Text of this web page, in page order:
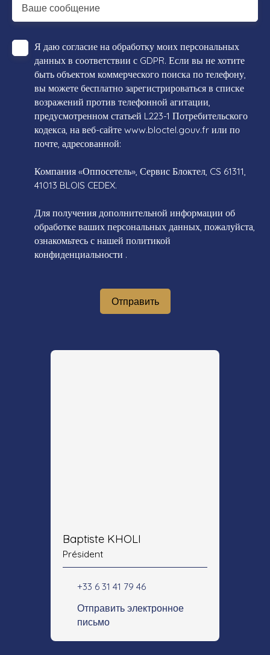
Ваше сообщение
Я даю согласие на обработку моих персональных
данных в соответствии с GDPR. Если вы не хотите
быть объектом коммерческого поиска по телефону,
вы можете бесплатно зарегистрироваться в списке
возражений против телефонной агитации,
предусмотренном статьей L223-1 Потребительского
кодекса, на веб-сайте www.bloctel.gouv.fr или по
почте, адресованной:
Компания «Оппосетель», Сервис Блоктел, CS 61311,
41013 BLOIS CEDEX.
Для получения дополнительной информации об
обработке ваших персональных данных, пожалуйста,
ознакомьтесь с нашей политикой
конфиденциальности .
Отправить
Baptiste KHOLI
Président
+33 6 31 41 79 46
Отправить электронное
письмо